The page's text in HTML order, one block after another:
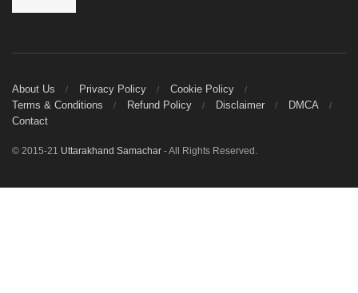
About Us Privacy Policy
Cookie Policy
Terms & Conditions
Refund Policy Disclaimer
DMCA
Contact
© 2015-21 Uttarakhand Samachar - All Rights Reserved.